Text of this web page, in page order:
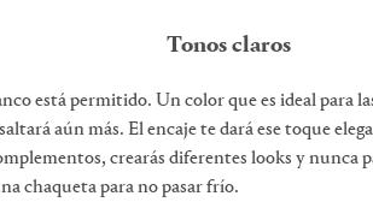
Tonos claros
está permitido. Un color que es ideal para
aún más. El encaje te dará ese toque
crearás diferentes looks y nunca
chaqueta para no pasar frío.